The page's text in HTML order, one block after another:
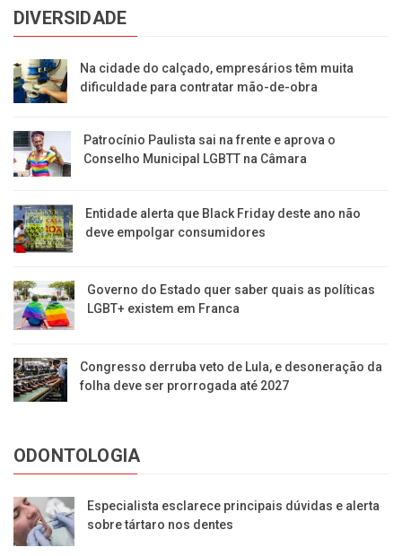
DIVERSIDADE
Na cidade do calçado, empresários têm muita
dificuldade para contratar mão-de-obra
Patrocínio Paulista sai na frente e aprova o
Conselho Municipal LGBTT na Câmara
Entidade alerta que Black Friday deste ano não
deve empolgar consumidores
Governo do Estado quer saber quais as políticas
LGBT+ existem em Franca
Congresso derruba veto de Lula, e desoneração da
folha deve ser prorrogada até 2027
ODONTOLOGIA
Especialista esclarece principais dúvidas e alerta
sobre tártaro nos dentes